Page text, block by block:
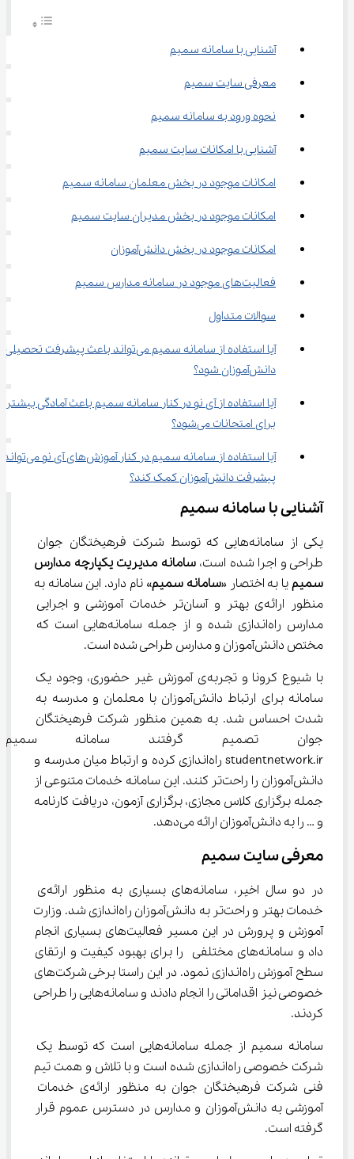
آشنایی با سامانه سمیم
معرفی سایت سمیم
نحوه ورود به سامانه سمیم
آشنایی با امکانات سایت سمیم
امکانات موجود در بخش معلمان سامانه سمیم
امکانات موجود در بخش مدیران سایت سمیم
امکانات موجود در بخش دانش‌آموزان
فعالیت‌های موجود در سامانه مدارس سمیم
سوالات متداول
آیا استفاده از سامانه سمیم می‌تواند باعث پیشرفت تحصیلی
دانش‌آموزان شود؟
آیا استفاده از آی‌ نو در کنار سامانه سمیم باعث آمادگی بیشتر
برای امتحانات می‌شود؟
آیا استفاده از سامانه سمیم در کنار
پیشرفت دانش‌آموزان کمک کند؟
آشنایی با سامانه سمیم
یکی از سامانه‌هایی که توسط شرکت فرهیختگان جوان
طراحی و اجرا شده است، سامانه مدیریت یکپارچه مدارس
سمیم یا به اختصار «سامانه سمیم» نام دارد. این سامانه به
منظور ارائه‌ی بهتر و آسان‌تر خدمات آموزشی و اجرایی
مدارس راه‌اندازی شده و از جمله سامانه‌هایی است که
مختص دانش‌آموزان و مدارس طراحی شده است.
با شیوع کرونا و تجربه‌ی آموزش غیر حضوری، وجود یک
سامانه برای ارتباط دانش‌آموزان با معلمان و مدرسه به
شدت احساس شد. به همین منظور شرکت فرهیختگان
جوان تصمیم گرفتند سامانه
studentnetwork.ir راه‌اندازی کرده و ارتباط میان مدرسه و
دانش‌آموزان را راحت‌تر کنند. این سامانه خدمات متنوعی از
جمله برگزاری کلاس مجازی، برگزاری آزمون، دریافت کارنامه
و … را به دانش‌آموزان ارائه می‌دهد.
معرفی سایت سمیم
در دو سال اخیر، سامانه‌های بسیاری به منظور ارائه‌ی
خدمات بهتر و راحت‌تر به دانش‌آموزان راه‌اندازی شد. وزارت
آموزش و پرورش در این مسیر فعالیت‌های بسیاری انجام
داد و سامانه‌های مختلفی را برای بهبود کیفیت و ارتقای
سطح آموزش راه‌اندازی نمود. در این راستا برخی شرکت‌های
خصوصی نیز اقداماتی را انجام دادند و سامانه‌هایی را طراحی
کردند.
سامانه سمیم از جمله سامانه‌هایی است که توسط یک
شرکت خصوصی راه‌اندازی شده است و با تلاش و همت تیم
فنی شرکت فرهیختگان جوان به منظور ارائه‌ی خدمات
آموزشی به دانش‌آموزان و مدارس در دسترس عموم قرار
گرفته است.